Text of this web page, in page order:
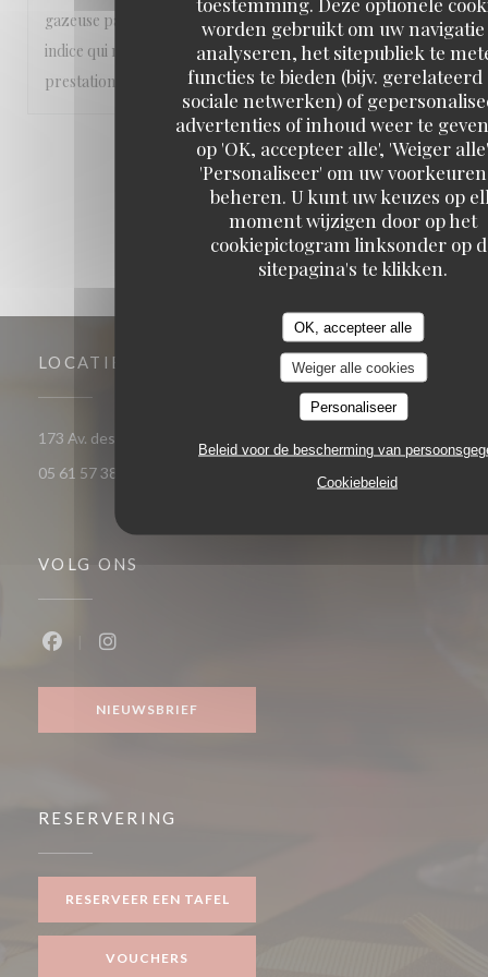
worden gebruikt om uw
analyseren, het sitepubliek te
functies te bieden (bijv. gerelateerd
sociale netwerken) of
advertenties of inhoud weer te
op 'OK, accepteer alle', 'Weiger
'Personaliseer' om uw
beheren. U kunt uw keuzes op
moment wijzigen door op het
cookiepictogram linksonder op
sitepagina's te klikken.
OK, accepteer alle
Weiger alle cookies
Personaliseer
Beleid voor de bescherming van
Cookiebeleid
gazeuse pas fraîche. Simulacre d'ouverture de capsule, un
indice qui me met de mauvaise humeur. Prix élevé pour la
prestation; demande de "tip" à la caisse.
2 3
LOCATIE
173 Av. des Minimes 31200 Toulouse
05 61 57 38 02
VOLG ONS
NIEUWSBRIEF
RESERVERING
RESERVEER EEN TAFEL
VOUCHERS